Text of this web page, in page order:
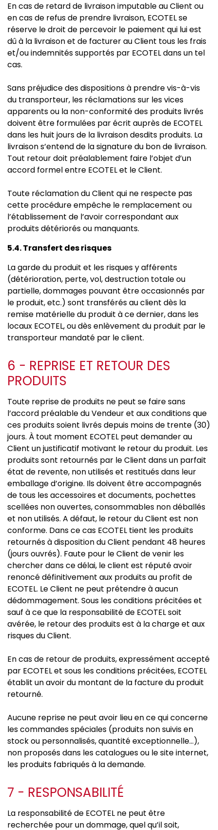
En cas de retard de livraison imputable au Client ou
en cas de refus de prendre livraison, ECOTEL se
réserve le droit de percevoir le paiement qui lui est
dû à la livraison et de facturer au Client tous les frais
et/ou indemnités supportés par ECOTEL dans un tel
cas.
Sans préjudice des dispositions à prendre vis-à-vis
du transporteur, les réclamations sur les vices
apparents ou la non-conformité des produits livrés
doivent être formulées par écrit auprès de ECOTEL
dans les huit jours de la livraison desdits produits. La
livraison s’entend de la signature du bon de livraison.
Tout retour doit préalablement faire l’objet d’un
accord formel entre ECOTEL et le Client.
Toute réclamation du Client qui ne respecte pas
cette procédure empêche le remplacement ou
l’établissement de l’avoir correspondant aux
produits détériorés ou manquants.
5.4. Transfert des risques
La garde du produit et les risques y afférents
(détérioration, perte, vol, destruction totale ou
partielle, dommages pouvant être occasionnés par
le produit, etc.) sont transférés au client dès la
remise matérielle du produit à ce dernier, dans les
locaux ECOTEL, ou dès enlèvement du produit par le
transporteur mandaté par le client.
6 - REPRISE ET RETOUR DES
PRODUITS
Toute reprise de produits ne peut se faire sans
l’accord préalable du Vendeur et aux conditions que
ces produits soient livrés depuis moins de trente (30)
jours. À tout moment ECOTEL peut demander au
Client un justificatif motivant le retour du produit. Les
produits sont retournés par le Client dans un parfait
état de revente, non utilisés et restitués dans leur
emballage d’origine. Ils doivent être accompagnés
de tous les accessoires et documents, pochettes
scellées non ouvertes, consommables non déballés
et non utilisés. A défaut, le retour du Client est non
conforme. Dans ce cas ECOTEL tient les produits
retournés à disposition du Client pendant 48 heures
(jours ouvrés). Faute pour le Client de venir les
chercher dans ce délai, le client est réputé avoir
renoncé définitivement aux produits au profit de
ECOTEL. Le Client ne peut prétendre à aucun
dédommagement. Sous les conditions précitées et
sauf à ce que la responsabilité de ECOTEL soit
avérée, le retour des produits est à la charge et aux
risques du Client.
En cas de retour de produits, expressément accepté
par ECOTEL et sous les conditions précitées, ECOTEL
établit un avoir du montant de la facture du produit
retourné.
Aucune reprise ne peut avoir lieu en ce qui concerne
les commandes spéciales (produits non suivis en
stock ou personnalisés, quantité exceptionnelle…),
non proposés dans les catalogues ou le site internet,
les produits fabriqués à la demande.
7 - RESPONSABILITÉ
La responsabilité de ECOTEL ne peut être
recherchée pour un dommage, quel qu’il soit,